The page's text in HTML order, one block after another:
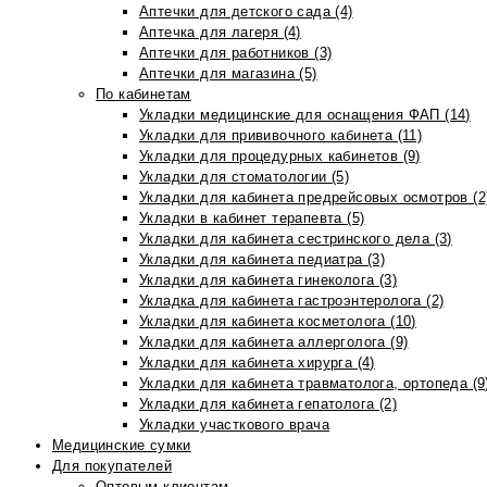
Аптечки для детского сада (4)
Аптечка для лагеря (4)
Аптечки для работников (3)
Аптечки для магазина (5)
По кабинетам
Укладки медицинские для оснащения ФАП (14)
Укладки для прививочного кабинета (11)
Укладки для процедурных кабинетов (9)
Укладки для стоматологии (5)
Укладки для кабинета предрейсовых осмотров
Укладки в кабинет терапевта (5)
Укладки для кабинета сестринского дела (3)
Укладки для кабинета педиатра (3)
Укладки для кабинета гинеколога (3)
Укладка для кабинета гастроэнтеролога (2)
Укладки для кабинета косметолога (10)
Укладки для кабинета аллерголога (9)
Укладки для кабинета хирурга (4)
Укладки для кабинета травматолога, ортопеда
Укладки для кабинета гепатолога (2)
Укладки участкового врача
Медицинские сумки
Для покупателей